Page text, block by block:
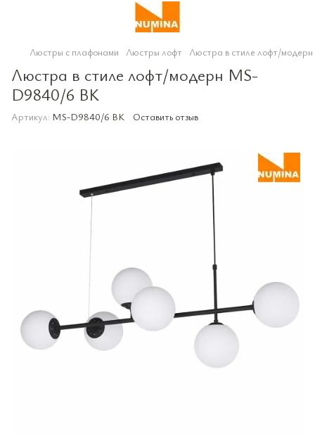
Люстры с плафонами Люстры лофт Люстра в стиле лофт/
Люстра в стиле лофт/модерн MS-
D9840/6 BK
Артикул: MS-D9840/6 BK Оставить отзыв